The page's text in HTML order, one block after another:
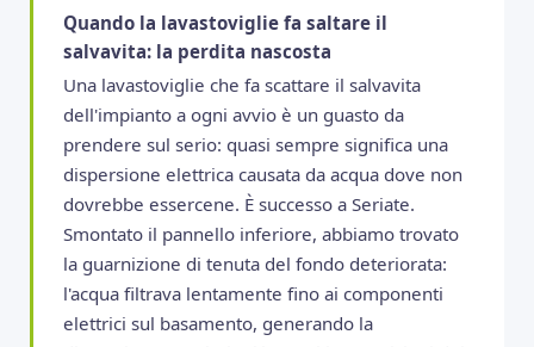
Quando la lavastoviglie fa saltare il
salvavita: la perdita nascosta
Una lavastoviglie che fa scattare il salvavita
dell'impianto a ogni avvio è un guasto da
prendere sul serio: quasi sempre significa una
dispersione elettrica causata da acqua dove non
dovrebbe essercene. È successo a Seriate.
Smontato il pannello inferiore, abbiamo trovato
la guarnizione di tenuta del fondo deteriorata:
l'acqua filtrava lentamente fino ai componenti
elettrici sul basamento, generando la